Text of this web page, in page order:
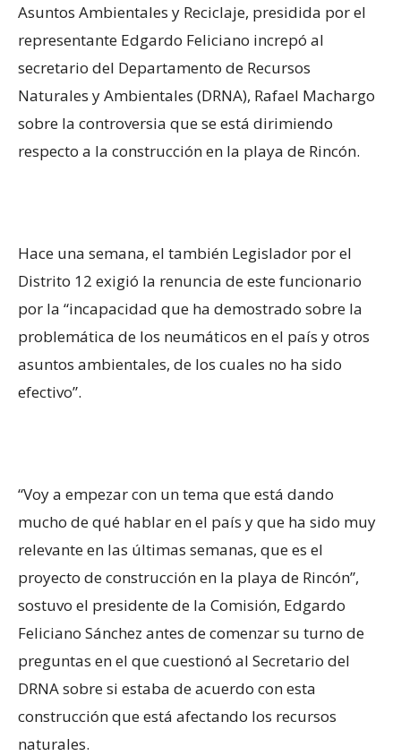
Asuntos Ambientales y Reciclaje, presidida por el
representante Edgardo Feliciano increpó al
secretario del Departamento de Recursos
Naturales y Ambientales (DRNA), Rafael Machargo
sobre la controversia que se está dirimiendo
respecto a la construcción en la playa de Rincón.
Hace una semana, el también Legislador por el
Distrito 12 exigió la renuncia de este funcionario
por la “incapacidad que ha demostrado sobre la
problemática de los neumáticos en el país y otros
asuntos ambientales, de los cuales no ha sido
efectivo”.
“Voy a empezar con un tema que está dando
mucho de qué hablar en el país y que ha sido muy
relevante en las últimas semanas, que es el
proyecto de construcción en la playa de Rincón”,
sostuvo el presidente de la Comisión, Edgardo
Feliciano Sánchez antes de comenzar su turno de
preguntas en el que cuestionó al Secretario del
DRNA sobre si estaba de acuerdo con esta
construcción que está afectando los recursos
naturales.